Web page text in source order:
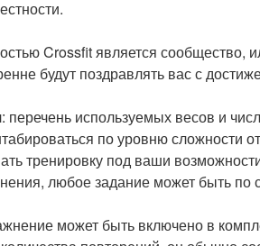
Crossfit является сообщество,
будут поздравлять вас с
перечень используемых весов и
по уровню сложности
тренировку под ваши
любое задание может быть по
может быть включено в